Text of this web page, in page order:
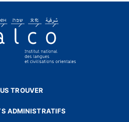
TROUVER
ADMINISTRATIFS